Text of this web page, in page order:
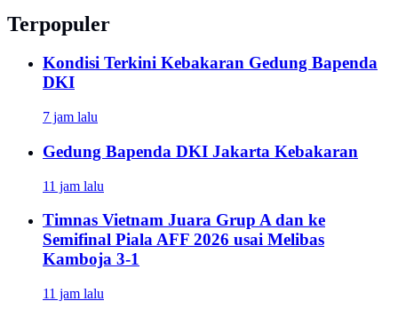
Terpopuler
Kondisi Terkini Kebakaran Gedung Bapenda
DKI
7 jam lalu
Gedung Bapenda DKI Jakarta Kebakaran
11 jam lalu
Timnas Vietnam Juara Grup A dan ke
Semifinal Piala AFF 2026 usai Melibas
Kamboja 3-1
11 jam lalu